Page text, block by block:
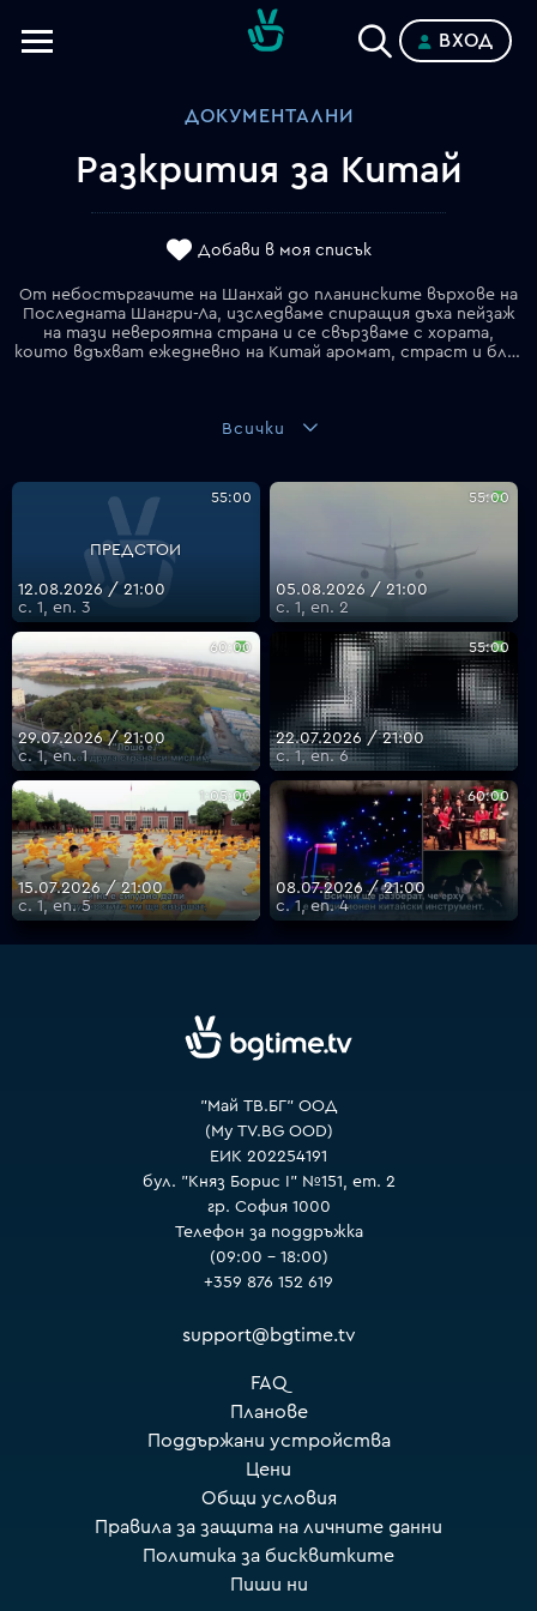
VOYO
ВХОД
ДОКУМЕНТАЛНИ
Разкрития за Китай
Добави в моя списък
От небостъргачите на Шанхай до планинските върхове на
Последната Шангри-Ла, изследваме спиращия дъха пейзаж
на тази невероятна страна и се свързваме с хората,
които вдъхват ежедневно на Китай аромат, страст и благоденствие.
Всички
ПРЕДСТОИ
55:00
12.08.2026 / 21:00
с. 1, еп. 3
55:00
05.08.2026 / 21:00
с. 1, еп. 2
60:00
29.07.2026 / 21:00
с. 1, еп. 1
55:00
22.07.2026 / 21:00
с. 1, еп. 6
1:05:00
15.07.2026 / 21:00
с. 1, еп. 5
60:00
08.07.2026 / 21:00
с. 1, еп. 4
"Май ТВ.БГ" ООД
(My TV.BG OOD)
ЕИК 202254191
бул. "Княз Борис I" №151, ет. 2
гр. София 1000
Телефон за поддръжка
(09:00 – 18:00)
+359 876 152 619
support@bgtime.tv
FAQ
Планове
Поддържани устройства
Цени
Общи условия
Правила за защита на личните данни
Политика за бисквитките
Пиши ни